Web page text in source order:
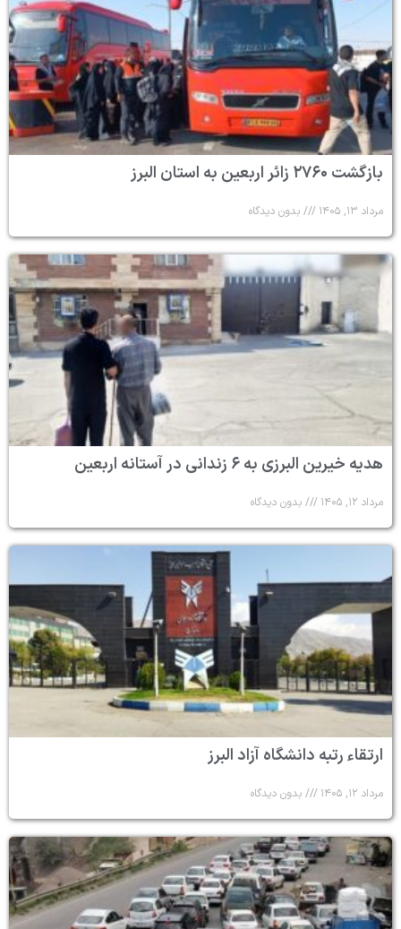
بازگشت ۲۷۶۰ زائر اربعین به استان البرز
مرداد ۱۳, ۱۴۰۵ بدون دیدگاه
هدیه خیرین البرزی به ۶ زندانی در آستانه اربعین
مرداد ۱۲, ۱۴۰۵ بدون دیدگاه
ارتقاء رتبه دانشگاه آزاد البرز
مرداد ۱۲, ۱۴۰۵ بدون دیدگاه